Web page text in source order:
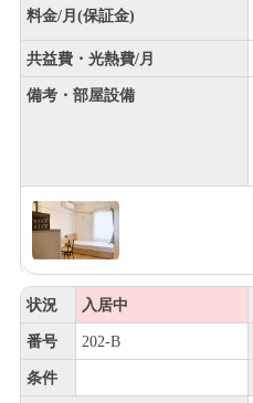
料金/月(保証金)
共益費・光熱費/月
備考・部屋設備
状況 入居中
番号 202-B
条件